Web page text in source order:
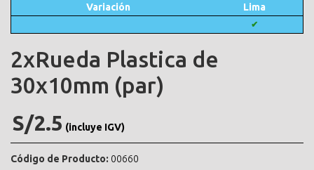
Variación Lima
✔
2xRueda Plastica de
30x10mm (par)
S/2.5 (incluye IGV)
Código de Producto: 00660